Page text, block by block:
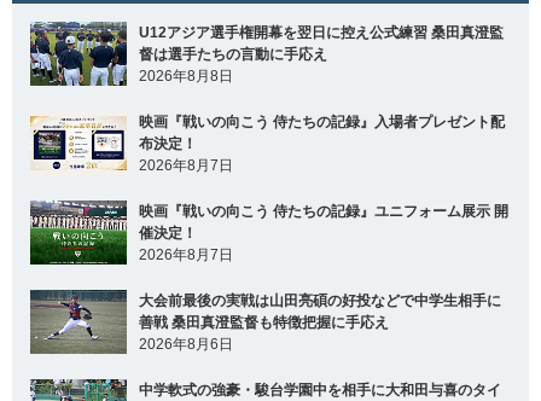
U12アジア選手権開幕を翌日に控え公式練習 桑田真澄監
督は選手たちの言動に手応え
2026年8月8日
映画『戦いの向こう 侍たちの記録』入場者プレゼント配
布決定！
2026年8月7日
映画『戦いの向こう 侍たちの記録』ユニフォーム展示 開
催決定！
2026年8月7日
大会前最後の実戦は山田亮碩の好投などで中学生相手に
善戦 桑田真澄監督も特徴把握に手応え
2026年8月6日
中学軟式の強豪・駿台学園中を相手に大和田与喜のタイ